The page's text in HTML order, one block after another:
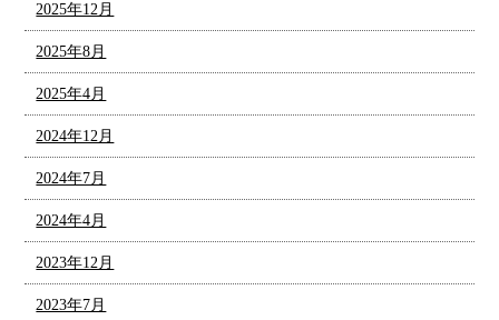
2025年12月
2025年8月
2025年4月
2024年12月
2024年7月
2024年4月
2023年12月
2023年7月